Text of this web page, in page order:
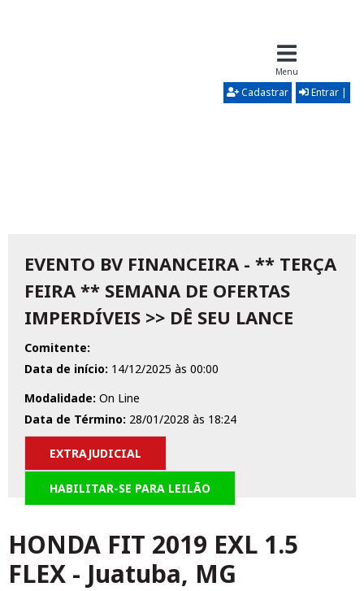
Menu
Cadastrar Entrar |
EVENTO BV FINANCEIRA - ** TERÇA
FEIRA ** SEMANA DE OFERTAS
IMPERDÍVEIS >> DÊ SEU LANCE
Comitente:
Data de início: 14/12/2025 às 00:00
Modalidade: On Line
Data de Término: 28/01/2028 às 18:24
EXTRAJUDICIAL
HABILITAR-SE PARA LEILÃO
HONDA FIT 2019 EXL 1.5
FLEX - Juatuba, MG